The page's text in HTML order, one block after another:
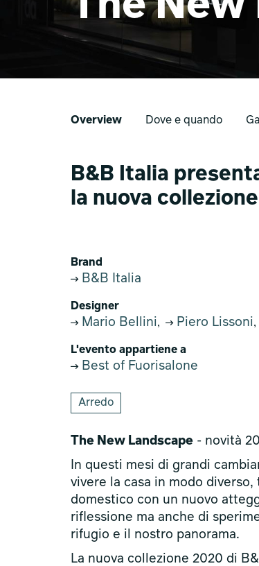
Overview Dove e quando
B&B Italia
la nuova
Brand
B&B Italia
Designer
Mario Bellini, Piero Lissoni,
L'evento appartiene a
Best of Fuorisalone
Arredo
The New Landscape - novità
In questi mesi di grandi
vivere la casa in modo
domestico con un nuovo
riflessione ma anche di
rifugio e il nostro panorama.
La nuova collezione 2020 di